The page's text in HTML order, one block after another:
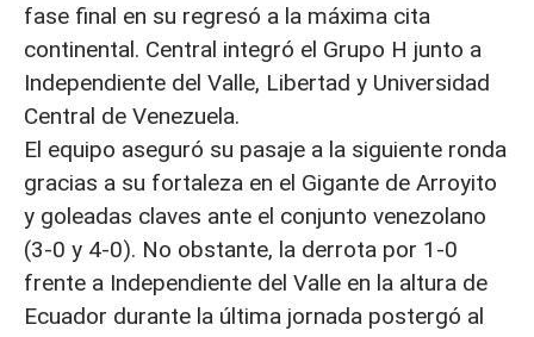
fase final en su regresó a la máxima cita
continental. Central integró el Grupo H junto a
Independiente del Valle, Libertad y Universidad
Central de Venezuela.
El equipo aseguró su pasaje a la siguiente ronda
gracias a su fortaleza en el Gigante de Arroyito
y goleadas claves ante el conjunto venezolano
(3-0 y 4-0). No obstante, la derrota por 1-0
frente a Independiente del Valle en la altura de
Ecuador durante la última jornada postergó al